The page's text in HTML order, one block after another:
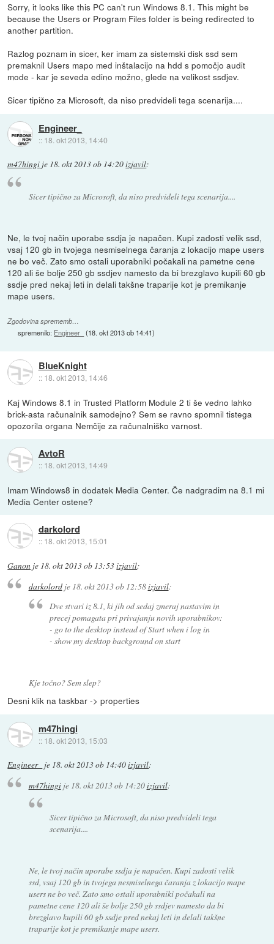
Sorry, it looks like this PC can't run Windows 8.1. This might be
because the Users or Program Files folder is being redirected to
another partition.
Razlog poznam in sicer, ker imam za sistemski disk ssd sem
premaknil Users mapo med inštalacijo na hdd s pomočjo audit
mode - kar je seveda edino možno, glede na velikost ssdjev.
Sicer tipično za Microsoft, da niso predvideli tega scenarija....
Engineer_
:: 18. okt 2013, 14:40
m47hingi je 18. okt 2013 ob 14:20izjavil:
Sicer tipično za Microsoft, da niso predvideli tega scenarija....
Ne, le tvoj način uporabe ssdja je napačen. Kupi zadosti velik ssd,
vsaj 120 gb in tvojega nesmiselnega čaranja z lokacijo mape users
ne bo več. Zato smo ostali uporabniki počakali na pametne cene
120 ali še bolje 250 gb ssdjev namesto da bi brezglavo kupili 60 gb
ssdje pred nekaj leti in delali takšne traparije kot je premikanje
mape users.
Zgodovina sprememb…
spremenilo: Engineer_ (18. okt 2013 ob 14:41)
BlueKnight
:: 18. okt 2013, 14:46
Kaj Windows 8.1 in Trusted Platform Module 2 ti še vedno lahko
brick-asta računalnik samodejno? Sem se ravno spomnil tistega
opozorila organa Nemčije za računalniško varnost.
AvtoR
:: 18. okt 2013, 14:49
Imam Windows8 in dodatek Media Center. Če nadgradim na 8.1 mi
Media Center ostene?
darkolord
:: 18. okt 2013, 15:01
Ganon je 18. okt 2013 ob 13:53izjavil:
darkolordje 18. okt 2013 ob 12:58izjavil:
Dve stvari iz 8.1, ki jih od sedaj zmeraj nastavim in
precej pomagata pri privajanju novih uporabnikov:
- go to the desktop instead of Start when i log in
- show my desktop background on start
Kje točno? Sem slep?
Desni klik na taskbar -> properties
m47hingi
:: 18. okt 2013, 15:03
Engineer_ je 18. okt 2013 ob 14:40izjavil:
m47hingije 18. okt 2013 ob 14:20izjavil:
Sicer tipično za Microsoft, da niso predvideli tega
scenarija....
Ne, le tvoj način uporabe ssdja je napačen. Kupi zadosti velik
ssd, vsaj 120 gb in tvojega nesmiselnega čaranja z lokacijo mape
users ne bo več. Zato smo ostali uporabniki počakali na
pametne cene 120 ali še bolje 250 gb ssdjev namesto da bi
brezglavo kupili 60 gb ssdje pred nekaj leti in delali takšne
traparije kot je premikanje mape users.